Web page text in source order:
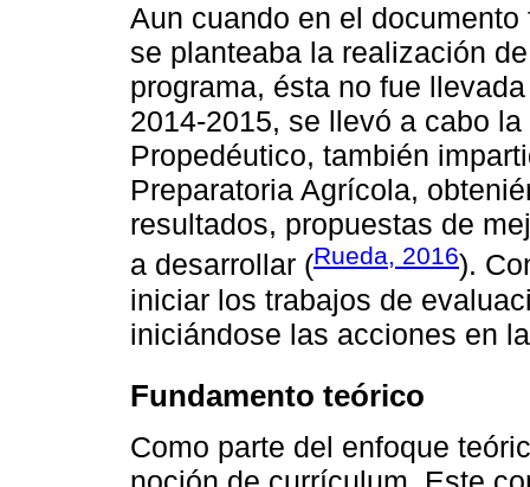
Aun cuando en el
se planteaba la realización
programa, ésta no fue
2014-2015, se llevó a cabo
Propedéutico, también
Preparatoria Agrícola,
resultados, propuestas de
a desarrollar (Rueda, 2016).
iniciar los trabajos de
iniciándose las acciones en
Fundamento teórico
Como parte del enfoque